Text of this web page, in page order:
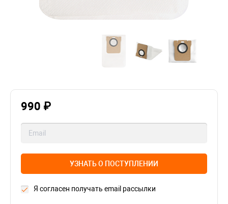
990 ₽
УЗНАТЬ О ПОСТУПЛЕНИИ
Я согласен получать email рассылки